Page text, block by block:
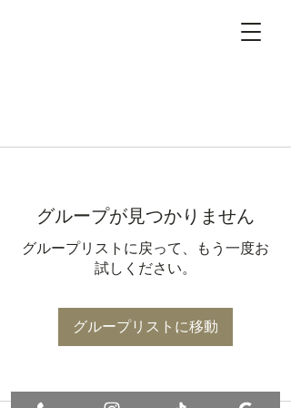
グループが見つかりません
グループリストに戻って、もう一度お
試しください。
グループリストに移動